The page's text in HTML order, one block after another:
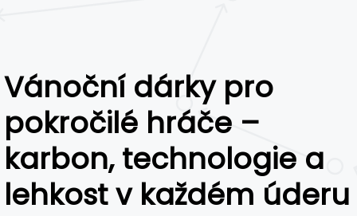
Vánoční dárky pro
pokročilé hráče –
karbon, technologie a
lehkost v každém úderu